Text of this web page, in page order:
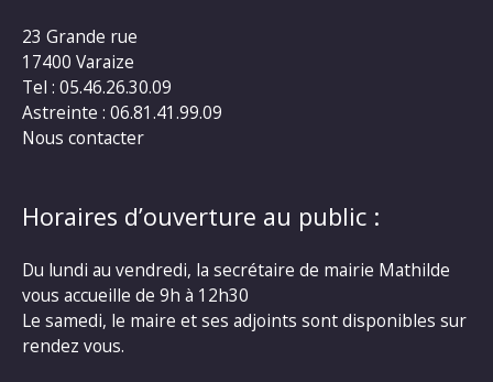
23 Grande rue
17400 Varaize
Tel : 05.46.26.30.09
Astreinte : 06.81.41.99.09
Nous contacter
Horaires d’ouverture au public :
Du lundi au vendredi, la secrétaire de mairie Mathilde
vous accueille de 9h à 12h30
Le samedi, le maire et ses adjoints sont disponibles sur
rendez vous.